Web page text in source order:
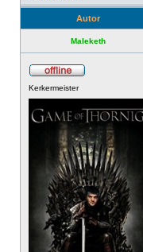
Autor
Maleketh
Kerkermeister